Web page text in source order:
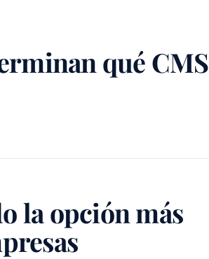
qué CMS
la opción más